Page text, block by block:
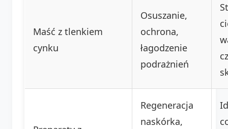
Maść z tlenkiem
cynku
Osuszanie,
ochrona,
łagodzenie
podrażnień
Regeneracja
naskórka,